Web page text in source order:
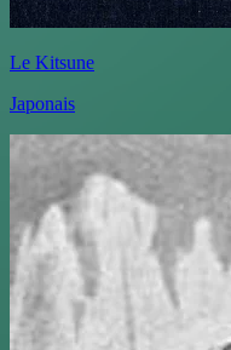
Le Kitsune
Japonais